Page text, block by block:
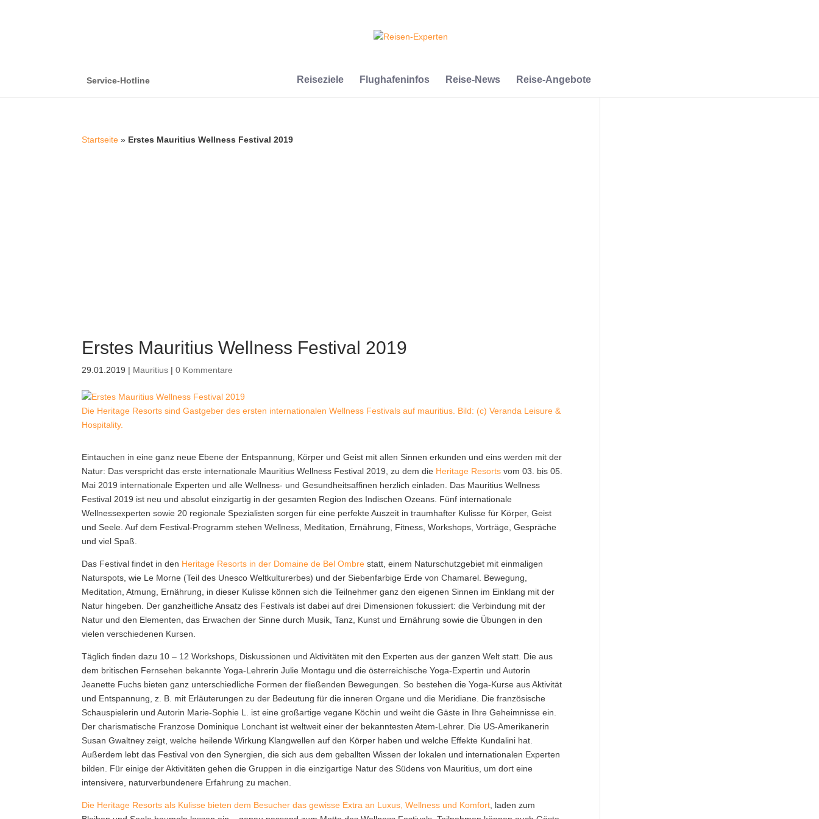
Service-Hotline Reiseziele Flughafeninfos Reise-News Reise-Angebote
Startseite » Erstes Mauritius Wellness Festival 2019
Erstes Mauritius Wellness Festival 2019
29.01.2019 | Mauritius |0 Kommentare
Die Heritage Resorts sind Gastgeber des ersten internationalen Wellness Festivals auf mauritius. Bild: (c) Veranda Leisure &
Hospitality.
Eintauchen in eine ganz neue Ebene der Entspannung, Körper und Geist mit allen Sinnen erkunden und eins werden mit der
Natur: Das verspricht das erste internationale Mauritius Wellness Festival 2019 , zu dem die Heritage Resorts vom 03. bis 05.
Mai 2019 internationale Experten und alle Wellness- und Gesundheitsaffinen herzlich einladen. Das Mauritius Wellness
Festival 2019 ist neu und absolut einzigartig in der gesamten Region des Indischen Ozeans. Fünf internationale
Wellnessexperten sowie 20 regionale Spezialisten sorgen für eine perfekte Auszeit in traumhafter Kulisse für Körper, Geist
und Seele. Auf dem Festival-Programm stehen Wellness, Meditation, Ernährung, Fitness, Workshops, Vorträge, Gespräche
und viel Spaß.
Das Festival findet in den Heritage Resorts in der Domaine de Bel Ombre statt, einem Naturschutzgebiet mit einmaligen
Naturspots, wie Le Morne (Teil des Unesco Weltkulturerbes) und der Siebenfarbige Erde von Chamarel. Bewegung,
Meditation, Atmung, Ernährung, in dieser Kulisse können sich die Teilnehmer ganz den eigenen Sinnen im Einklang mit der
Natur hingeben. Der ganzheitliche Ansatz des Festivals ist dabei auf drei Dimensionen fokussiert: die Verbindung mit der
Natur und den Elementen, das Erwachen der Sinne durch Musik, Tanz, Kunst und Ernährung sowie die Übungen in den
vielen verschiedenen Kursen.
Täglich finden dazu 10 – 12 Workshops, Diskussionen und Aktivitäten mit den Experten aus der ganzen Welt statt. Die aus
dem britischen Fernsehen bekannte Yoga-Lehrerin Julie Montagu und die österreichische Yoga-Expertin und Autorin
Jeanette Fuchs bieten ganz unterschiedliche Formen der fließenden Bewegungen. So bestehen die Yoga-Kurse aus Aktivität
und Entspannung, z. B. mit Erläuterungen zu der Bedeutung für die inneren Organe und die Meridiane. Die französische
Schauspielerin und Autorin Marie-Sophie L. ist eine großartige vegane Köchin und weiht die Gäste in Ihre Geheimnisse ein.
Der charismatische Franzose Dominique Lonchant ist weltweit einer der bekanntesten Atem-Lehrer. Die US-Amerikanerin
Susan Gwaltney zeigt, welche heilende Wirkung Klangwellen auf den Körper haben und welche Effekte Kundalini hat.
Außerdem lebt das Festival von den Synergien, die sich aus dem geballten Wissen der lokalen und internationalen Experten
bilden. Für einige der Aktivitäten gehen die Gruppen in die einzigartige Natur des Südens von Mauritius, um dort eine
intensivere, naturverbundenere Erfahrung zu machen.
Die Heritage Resorts als Kulisse bieten dem Besucher das gewisse Extra an Luxus, Wellness und Komfort , laden zum